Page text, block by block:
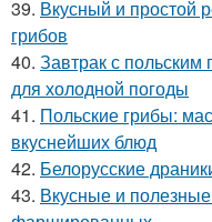
39. Вкусный и простой
грибов
40. Завтрак с
для холодной погоды
41. Польские грибы:
вкуснейших блюд
42. Белорусские
43. Вкусные и